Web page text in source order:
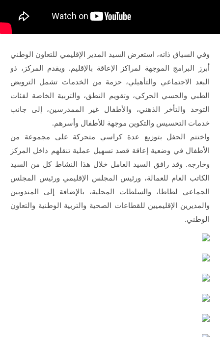
وفي السياق ذاته، استعرض السيد المدير الإقليمي للتعاون الوطني
أبرز البرامج الموجهة لمراكز الإعاقة بالإقليم. ويقدم المركز، ذو
البعد الاجتماعي والتأهيلي، حزمة من الخدمات تشمل الترويض
الطبي والحسي الحركي، وتقويم النطق، والتربية الخاصة لفئات
التوحد والتأخر الذهني، والأطفال غير الممدرسين، إلى جانب
خدمات التحسيس والتكوين موجهة للأطفال وأسرهم.
واختتم الحفل بتوزيع عدة كراسي متحركة على مجموعة من
الأطفال في وضعية إعاقة قصد تسهيل عملية تنقلهم داخل المركز
وخارجه. وقد رافق السيد العامل خلال هذا النشاط كل من السيد
الكاتب العام للعمالة، ورئيس المجلس الإقليمي ورئيس المجلس
الجماعي لطاطا، والسلطات المحلية، بالإضافة إلى المندوبين
والمديرين الإقليميين للقطاعات الصحية والتربية الوطنية والتعاون
الوطني.